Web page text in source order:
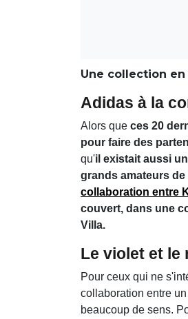
Une collection
Adidas à la
Alors que ces 20
pour faire des
qu'il existait aussi
grands amateurs de
collaboration entre
couvert, dans une
Villa.
Le violet et le
Pour ceux qui ne
collaboration entre
beaucoup de sens.